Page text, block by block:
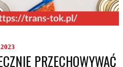
PRZECHOWYWAĆ